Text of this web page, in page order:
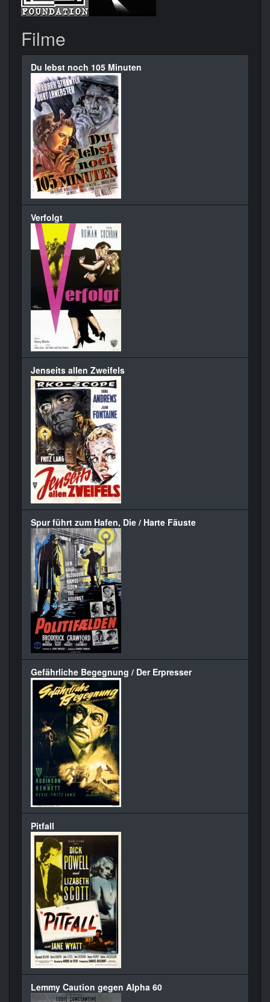
Filme
Du lebst noch 105 Minuten
Verfolgt
Jenseits allen Zweifels
Spur führt zum Hafen, Die / Harte Fäuste
Gefährliche Begegnung / Der Erpresser
Pitfall
Lemmy Caution gegen Alpha 60